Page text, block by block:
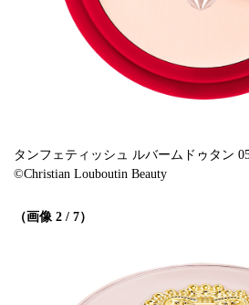
タンフェティッシュ ルバームドゥタン
©Christian Louboutin Beauty
（画像 2 / 7）